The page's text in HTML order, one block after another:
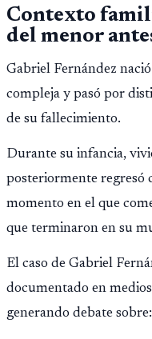
Contexto
del menor
Gabriel Fernández
compleja y pasó por
de su fallecimiento.
Durante su infancia,
posteriormente regresó
momento en el que
que terminaron en su
El caso de Gabriel
documentado en
generando debate sobre: